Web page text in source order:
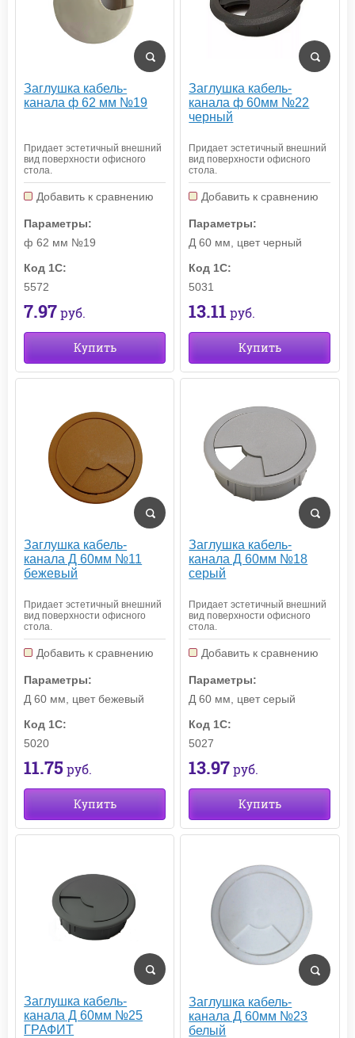
Заглушка кабель-
канала ф 62 мм №19
Придает эстетичный внешний
вид поверхности офисного
стола.
Добавить к сравнению
Параметры:
ф 62 мм №19
Код 1С:
5572
7.97руб.
Купить
Заглушка кабель-
канала ф 60мм №22
черный
Придает эстетичный внешний
вид поверхности офисного
стола.
Добавить к сравнению
Параметры:
Д 60 мм, цвет черный
Код 1С:
5031
13.11 руб.
Купить
Заглушка кабель-
канала Д 60мм №11
бежевый
Придает эстетичный внешний
вид поверхности офисного
стола.
Добавить к сравнению
Параметры:
Д 60 мм, цвет бежевый
Код 1С:
5020
11.75руб.
Купить
Заглушка кабель-
канала Д 60мм №18
серый
Придает эстетичный внешний
вид поверхности офисного
стола.
Добавить к сравнению
Параметры:
Д 60 мм, цвет серый
Код 1С:
5027
13.97 руб.
Купить
Заглушка кабель-
канала Д 60мм №25
ГРАФИТ
Заглушка кабель-
канала Д 60мм №23
белый